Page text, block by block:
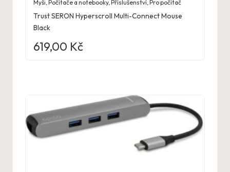
Myši ,Počítače a notebooky,Příslušenství ,Pro počítač
Trust SERON Hyperscroll Multi-Connect Mouse
Black
619,00 Kč